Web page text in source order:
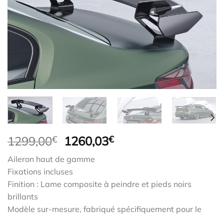
1299,00€
Le
initial
était :
1299,00€.
1260,03€Le
1260,03€.
Aileron haut de gamme
Fixations incluses
Finition : Lame composite à peindre et pieds noirs
brillants
Modèle sur-mesure, fabriqué spécifiquement pour le